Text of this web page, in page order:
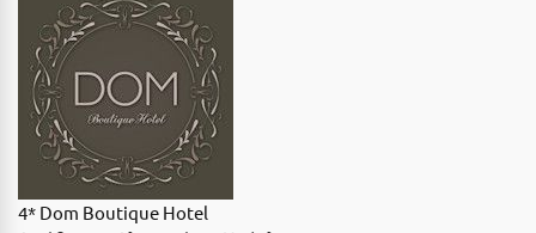
Βόλος
Βραχάτι Κορινθίας
Βυτίνα
Γαλαξiδι
Δες όλες τις προσφορές
Δες όλα τα πακέτα διακοπών
4* Dom Boutique Hotel